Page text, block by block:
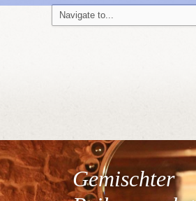
Gemischter